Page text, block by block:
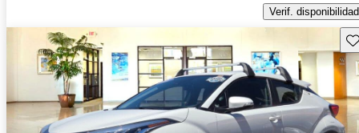
Verif. disponibilidad